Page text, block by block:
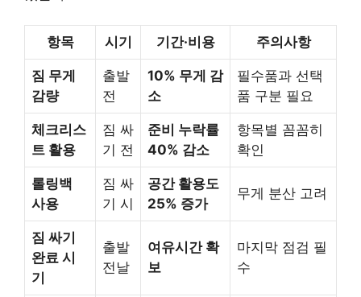
항목 시기 기간·비용 주의사항
짐 무게
감량
출발
전
10% 무게 감
소
필수품과 선택
품 구분 필요
체크리스
트 활용
짐 싸
기 전
준비 누락률
40% 감소
항목별 꼼꼼히
확인
롤링백
사용
짐 싸
기 시
공간 활용도
25% 증가
무게 분산 고려
짐 싸기
완료 시
기
출발
전날
여유시간 확
보
마지막 점검 필
수